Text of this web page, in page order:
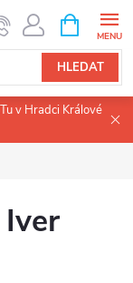
HLEDAT
NÁKUPNÍ
KOŠÍK
v Hradci Králové